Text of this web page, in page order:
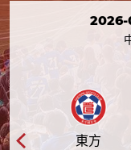
2026-
東方